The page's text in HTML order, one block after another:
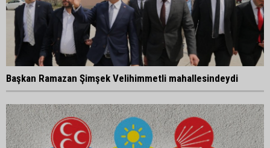
Başkan Ramazan Şimşek Velihimmetli mahallesindeydi